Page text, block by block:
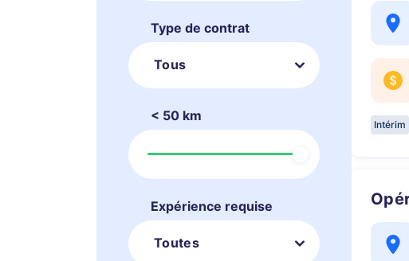
Type de contrat
Tous
< 50 km
Expérience requise
Toutes
Intérim